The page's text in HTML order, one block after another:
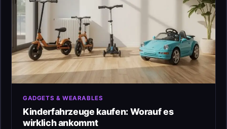
GADGETS & WEARABLES
Kinderfahrzeuge kaufen: Worauf es
wirklich ankommt